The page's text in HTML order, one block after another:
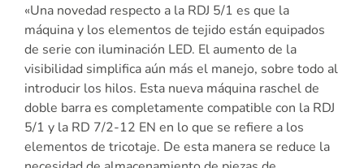
«Una novedad respecto a la RDJ 5/1 es que la
máquina y los elementos de tejido están equipados
de serie con iluminación LED. El aumento de la
visibilidad simplifica aún más el manejo, sobre todo al
introducir los hilos. Esta nueva máquina raschel de
doble barra es completamente compatible con la RDJ
5/1 y la RD 7/2-12 EN en lo que se refiere a los
elementos de tricotaje. De esta manera se reduce la